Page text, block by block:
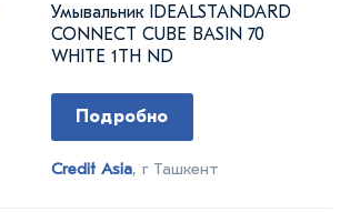
Умывальник IDEALSTANDARD
CONNECT CUBE BASIN 70
WHITE 1TH ND
Подробно
Credit Asia, г Ташкент